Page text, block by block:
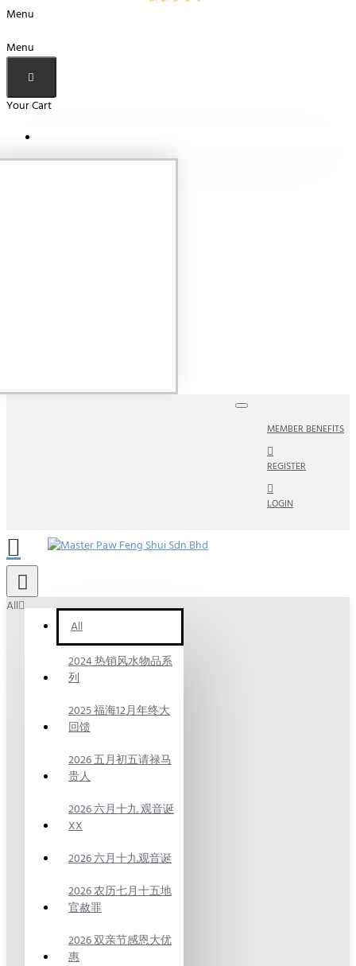
Menu
Menu
Your Cart
MEMBER BENEFITS
REGISTER
LOGIN
All
All
2024 热销风水物品系
列
2025 福海12月年终大
回馈
2026 五月初五请禄马
贵人
2026 六月十九 观音诞
XX
2026 六月十九观音诞
2026 农历七月十五地
官赦罪
2026 双亲节感恩大优
惠